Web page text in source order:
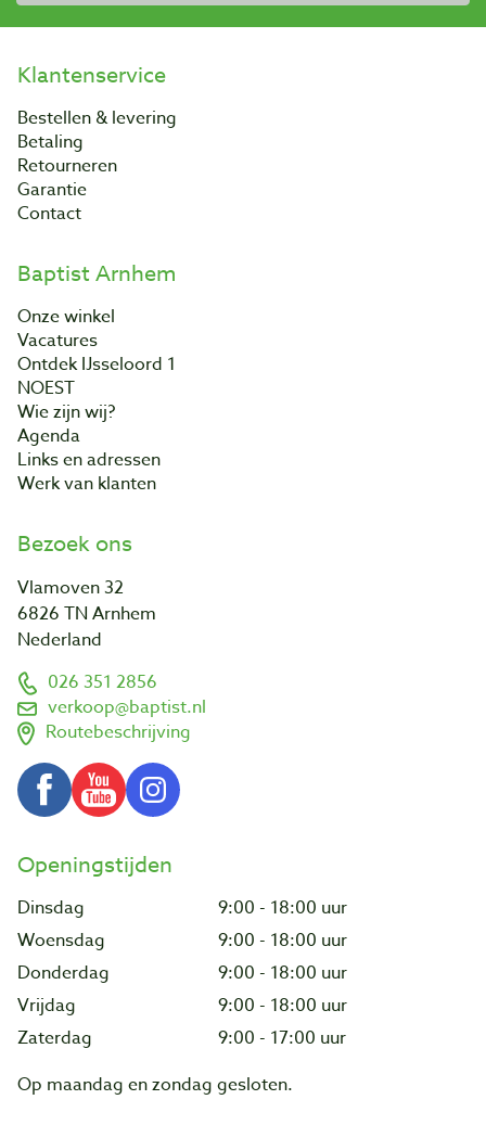
Klantenservice
Bestellen & levering
Betaling
Retourneren
Garantie
Contact
Baptist Arnhem
Onze winkel
Vacatures
Ontdek IJsseloord 1
NOEST
Wie zijn wij?
Agenda
Links en adressen
Werk van klanten
Bezoek ons
Vlamoven 32
6826 TN Arnhem
Nederland
026 351 2856
verkoop@baptist.nl
Routebeschrijving
Openingstijden
Dinsdag
9:00 - 18:00 uur
Woensdag
9:00 - 18:00 uur
Donderdag
9:00 - 18:00 uur
Vrijdag
9:00 - 18:00 uur
Zaterdag
9:00 - 17:00 uur
Op maandag en zondag gesloten.